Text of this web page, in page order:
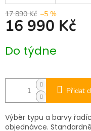
17 890 Kč –5 %
16 990 Kč
cena:
Do týdne
Přidat
Výběr typu a barvy
objednávce.